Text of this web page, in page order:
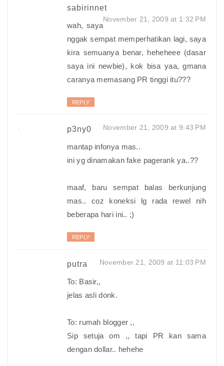
sabirinnet
November 21, 2009 at 1:32 PM
wah, saya
nggak sempat memperhatikan lagi, saya
kira semuanya benar, heheheee (dasar
saya ini newbie), kok bisa yaa, gmana
caranya memasang PR tinggi itu???
REPLY
p3ny0 November 21, 2009 at 9:43 PM
mantap infonya mas..
ini yg dinamakan fake pagerank ya..??
maaf, baru sempat balas berkunjung
mas.. coz koneksi lg rada rewel nih
beberapa hari ini.. ;)
REPLY
putra November 21, 2009 at 11:03 PM
To: Basir,,
jelas asli donk.
To: rumah blogger ,,
Sip setuja om ,, tapi PR kan sama
dengan dollar.. hehehe